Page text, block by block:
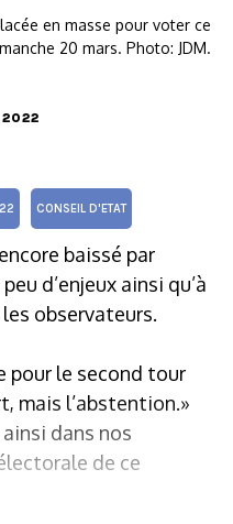
en masse pour voter ce
20 mars. Photo: JDM.
2022
CONSEIL D'ETAT
baissé par
d’enjeux ainsi qu’à
observateurs.
pour le second tour
mais l’abstention.»
dans nos
de ce